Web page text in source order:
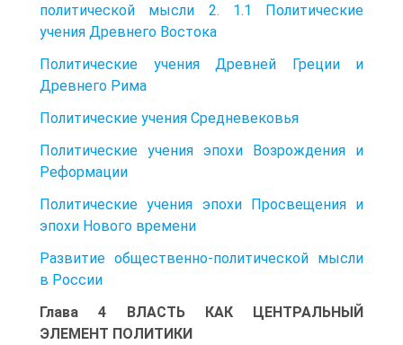
политической мысли 2. 1.1 Политические
учения Древнего Востока
Политические учения Древней Греции и
Древнего Рима
Политические учения Средневековья
Политические учения эпохи Возрождения и
Реформации
Политические учения эпохи Просвещения и
эпохи Нового времени
Развитие общественно-политической мысли
в России
Глава 4 ВЛАСТЬ КАК ЦЕНТРАЛЬНЫЙ
ЭЛЕМЕНТ ПОЛИТИКИ